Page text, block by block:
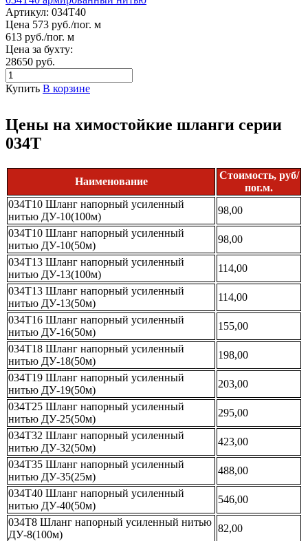
Артикул: 034Т40
Цена 573 руб./пог. м
613 руб./пог. м
Цена за бухту:
28650 руб.
Купить В корзине
Цены на химостойкие шланги серии
034Т
Наименование
Стоимость, руб/
пог.м.
034Т10 Шланг напорный усиленный
нитью ДУ-10(100м)
98,00
034Т10 Шланг напорный усиленный
нитью ДУ-10(50м)
98,00
034Т13 Шланг напорный усиленный
нитью ДУ-13(100м)
114,00
034Т13 Шланг напорный усиленный
нитью ДУ-13(50м)
114,00
034Т16 Шланг напорный усиленный
нитью ДУ-16(50м)
155,00
034Т18 Шланг напорный усиленный
нитью ДУ-18(50м)
198,00
034Т19 Шланг напорный усиленный
нитью ДУ-19(50м)
203,00
034Т25 Шланг напорный усиленный
нитью ДУ-25(50м)
295,00
034Т32 Шланг напорный усиленный
нитью ДУ-32(50м)
423,00
034Т35 Шланг напорный усиленный
нитью ДУ-35(25м)
488,00
034Т40 Шланг напорный усиленный
нитью ДУ-40(50м)
546,00
034Т8 Шланг напорный усиленный нитью
ДУ-8(100м)
82,00